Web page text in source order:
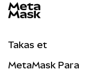
Takas et
MetaMask Para